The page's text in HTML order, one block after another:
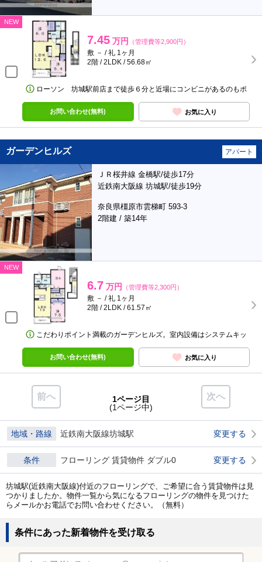
NEW
7.45 万円 （管理費等2,900円）
敷 － / 礼 1ヶ月
2階 / 2LDK / 56.68㎡
ローソン 坊城駅前店まで徒歩６分と近場にコンビニがあるのもポ
お問い合わせ(無料) お気に入り
ガーデンヒルズ アパート
ＪＲ桜井線 金橋駅/徒歩17分
近鉄南大阪線 坊城駅/徒歩19分
奈良県橿原市雲梯町 593-3
2階建 / 築14年
NEW
6.7 万円 （管理費等2,300円）
敷 － / 礼 1ヶ月
2階 / 2LDK / 61.57㎡
こだわりポイント満載のガーデンヒルズ。室内設備はシステムキッ
お問い合わせ(無料) お気に入り
前へ 次へ
1ページ目
(1ページ中)
地域・路線 近鉄南大阪線坊城駅 変更する
条件 フローリング 賃貸物件 ダブル0 変更する
坊城駅(近鉄南大阪線)付近のフローリングで、ご希望に合う賃貸物件は見
つかりましたか。物件一覧から気になるフローリングの物件を見つけた
らメールかお電話でお問い合わせください。（無料）
条件にあった新着物件を受け取る